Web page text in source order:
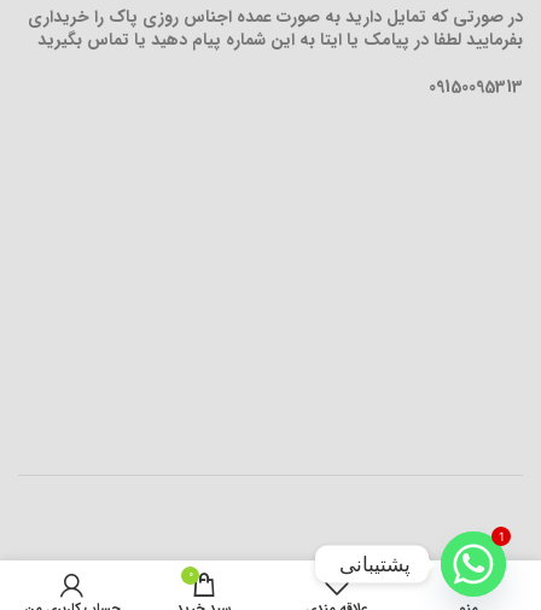
در صورتی که تمایل دارید به صورت عمده اجناس روزی پاک را خریداری
بفرمایید لطفا در پیامک یا ایتا به این شماره پیام دهید یا تماس بگیرید
09150095313
افزودن به سبد خرید 0
1
پشتیبانی